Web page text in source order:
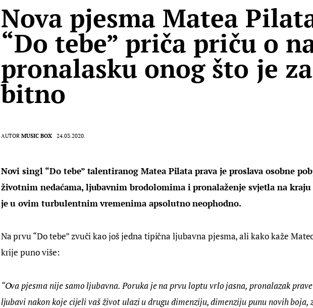
Nova pjesma Matea
“Do tebe” priča priču o
pronalasku onog što je
bitno
AUTOR MUSIC BOX 24.03.2020.
Novi singl “Do tebe” talentiranog Matea Pilata prava je proslava osobne
životnim nedaćama, ljubavnim brodolomima i pronalaženje svjetla na
je u ovim turbulentnim vremenima apsolutno neophodno.
Na prvu “Do tebe” zvuči kao još jedna tipična ljubavna pjesma, ali kako kaže
krije puno više:
“Ova pjesma nije samo ljubavna. Poruka je na prvu loptu vrlo jasna, pronalazak
ljubavi nakon koje cijeli vaš život ulazi u drugu dimenziju, dimenziju punu novih boja,